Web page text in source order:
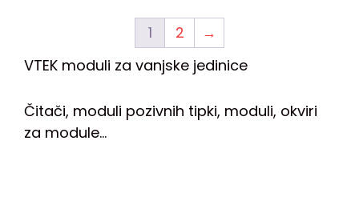
1 2
→
VTEK moduli za vanjske jedinice
Čitači, moduli pozivnih tipki, moduli, okviri
za module…